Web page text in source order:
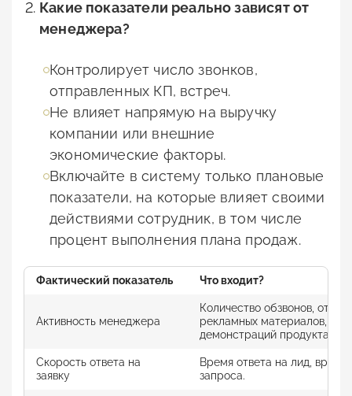
Какие показатели реально зависят от
менеджера?
Контролирует число звонков,
отправленных КП, встреч.
Не влияет напрямую на выручку
компании или внешние
экономические факторы.
Включайте в систему только плановые
показатели, на которые влияет своими
действиями сотрудник, в том числе
процент выполнения плана продаж.
Фактический показатель Что входит?
Активность менеджера
Количество обзвонов,
рекламных материалов,
демонстраций продукта.
Скорость ответа на
заявку
Время ответа на лид,
запроса.